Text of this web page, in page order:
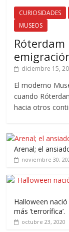
CURIOSIDADES
MUSEOS
Róterdam
diciembre 15,
El moderno
cuando
hacia otros
Arenal; el
noviembre 30,
Halloween
más ‘terrorífica’.
octubre 23, 2020